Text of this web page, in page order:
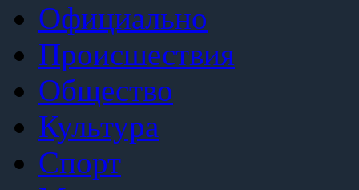
Официально
Происшествия
Общество
Культура
Спорт